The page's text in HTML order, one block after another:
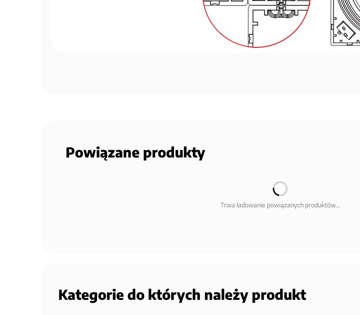
Powiązane produkty
Trwa ładowanie powiązanych produktów...
Kategorie do których należy produkt